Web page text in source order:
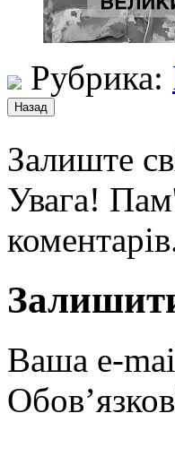
Рубрика:
Залиште
Увага!
Ваша e-